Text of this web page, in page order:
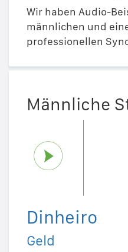
Wir haben Audio-
männlichen und
professionellen
Männliche
Dinheiro
Geld